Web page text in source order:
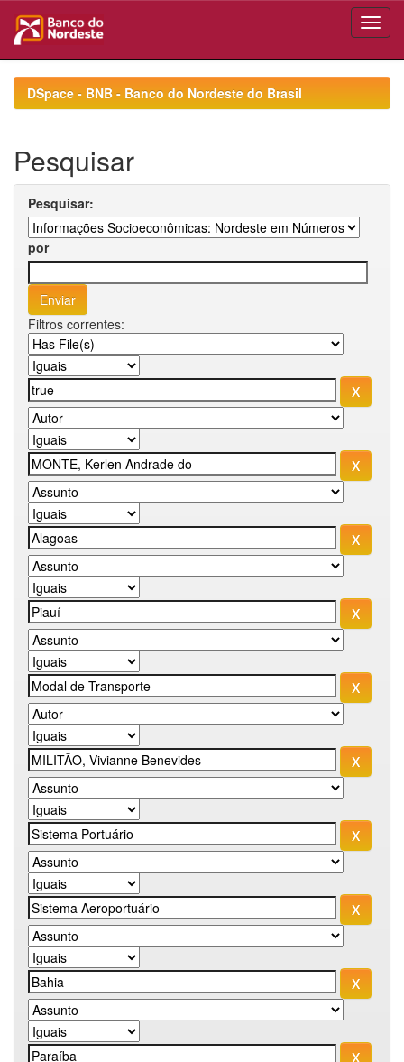
navigationDSpace - BNB - Banco do Nordeste do Brasil
Pesquisar
Pesquisar:
por
Filtros correntes: